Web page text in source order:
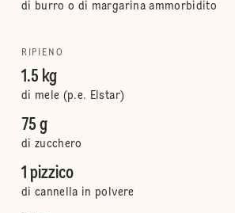
di burro o di margarina ammorbidito
RIPIENO
1.5 kg
di mele (p.e. Elstar)
75 g
di zucchero
1 pizzico
di cannella in polvere